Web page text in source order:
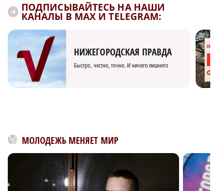
ПОДПИСЫВАЙТЕСЬ НА НАШИ
КАНАЛЫ В MAX И TELEGRAM:
НИЖЕГОРОДСКАЯ ПРАВДА
Быстро, честно, точно. И ничего лишнего
МОЛОДЕЖЬ МЕНЯЕТ МИР